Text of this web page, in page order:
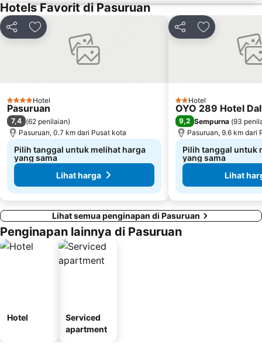
Hotels Favorit di Pasuruan
BagikanTambahkan ke favorit
4 Bintang
Hotel
Pasuruan
7,4 (62 penilaian)
Pasuruan, 0.7 km dari Pusat kota
Pilih tanggal untuk melihat harga
yang sama
Lihat harga
BagikanTambahkan
2 Bintang
Hotel
OYO 289 Hotel
9,2 Sempurna (93
Pasuruan, 9.6 km dari
Pilih tanggal untuk
yang sama
Lihat
Lihat semua penginapan di Pasuruan
Penginapan lainnya di Pasuruan
Hotel
Serviced
apartment